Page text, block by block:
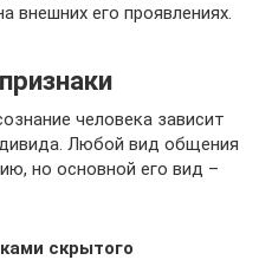
внешних его проявлениях.
человека зависит
Любой вид общения
но основной его вид –
скрытого